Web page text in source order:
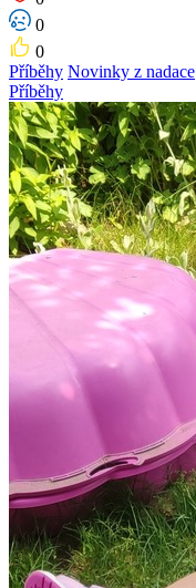
0
0
Příběhy Novinky z nadace
Příběhy